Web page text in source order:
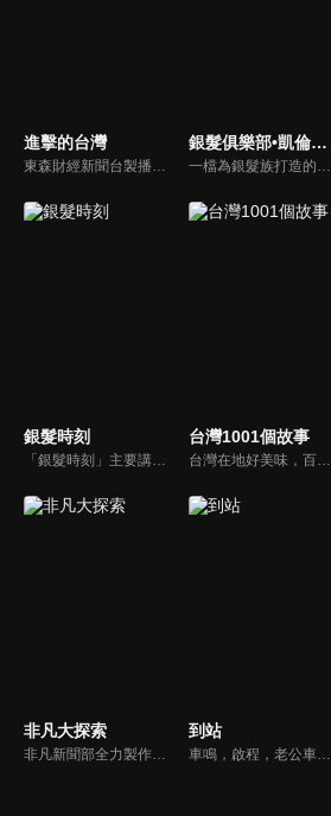
進擊的台灣
東森財經新聞台製播的優質新聞深度報導節目，要為觀眾介紹台灣這片土地上各種平凡人的不平凡人生，製作單位踏遍寶島各個角落，為您訴說台灣在地的好故事！
銀髮俱樂部•凱倫直播間
一檔為銀髮族打造的生命紀實節目，分為三大單元：《銀髮笑談人生》透過深入訪談，聽見長輩們奮鬥一生的智慧與養生之道。《倫我陪伴你》以手機紀錄我與母親在病榻前的真情互動；《花絮篇》則記錄我病後重生的點滴過程，是獻給生命最真誠的禮物。如果讓您看得意猶未盡，那正是我們製作團隊最深的心願。
銀髮時刻
「銀髮時刻」主要講述臺灣銀髮族協會各分會之成立歷史，並介紹各分會之部門組成，以及訪問銀髮族各分會的重要核心人物，去瞭解這些人物背後所致力於推動的正向理念。希望透過本節目的介紹，讓銀髮長者可以透過協會這個平臺，追求樂活的銀髮人生。
台灣1001個故事
台灣在地好美味，百年老店街頭小吃、宅配美食，美味關鍵其來有自，新鮮的食材、天然的佐料、外加動人的人生故事調味妝點，才成就出一道道難以忘懷的幸福美味，台灣1001個故事，說不完的故事，慢慢說給你聽！
非凡大探索
非凡新聞部全力製作的美食專題報導，用最專業的報導，帶你去尋找藏在大街小巷裡的頂級美食。
到站
車鳴，啟程，老公車即將退役，這是它與司機的最後一天，一切沒什麼不同，卻又似乎不那麼一如往常。車門打開，這站要下車的會是什麼人？誰會上來？他們都帶著什麼樣的心情？司機終日問乘客要去哪裡，自己卻無處可去；老乘客的熟悉、新面孔的新奇與漠然，與司機交織出一趟充滿溫度的公車之旅。